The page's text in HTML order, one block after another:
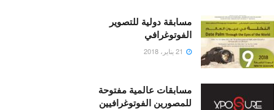
مسابقة دولية للتصوير
الفوتوغرافي
مسابقات عالمية مفتوحة
للمصورين الفوتوغرافيين